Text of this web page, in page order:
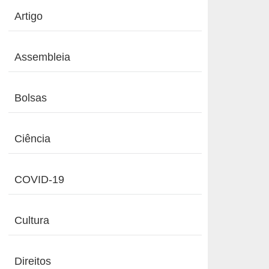
Artigo
Assembleia
Bolsas
Ciência
COVID-19
Cultura
Direitos